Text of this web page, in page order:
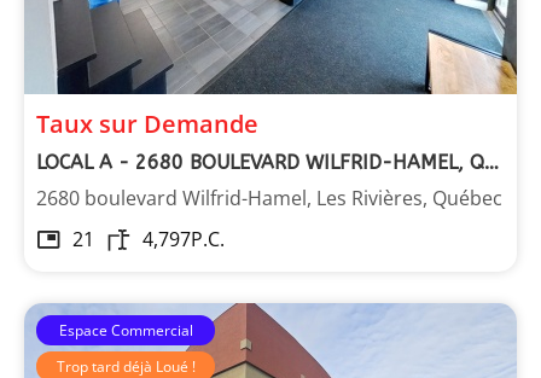
Taux sur Demande
LOCAL A - 2680 BOULEVARD WILFRID-HAMEL, QUÉBEC
2680 boulevard Wilfrid-Hamel, Les Rivières, Québec
21
4,797P.C.
Espace Commercial
Trop tard déjà Loué !